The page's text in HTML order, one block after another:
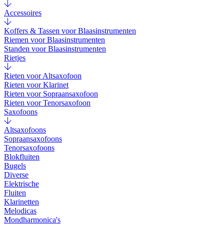
Accessoires
Koffers & Tassen voor Blaasinstrumenten
Riemen voor Blaasinstrumenten
Standen voor Blaasinstrumenten
Rietjes
Rieten voor Altsaxofoon
Rieten voor Klarinet
Rieten voor Sopraansaxofoon
Rieten voor Tenorsaxofoon
Saxofoons
Altsaxofoons
Sopraansaxofoons
Tenorsaxofoons
Blokfluiten
Bugels
Diverse
Elektrische
Fluiten
Klarinetten
Melodicas
Mondharmonica's